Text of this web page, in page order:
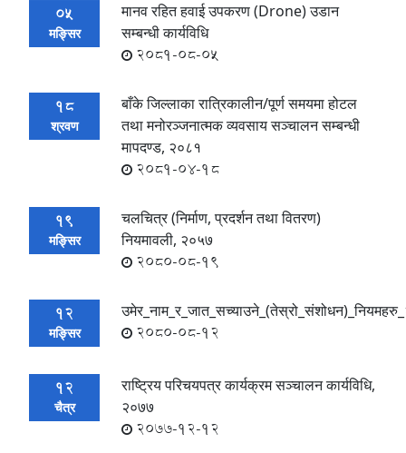
05
मङ्सिर
मानव रहित हवाई उपकरण (Drone) उडान
सम्बन्धी कार्यविधि
2081-08-05
18
श्रवण
बाँके जिल्लाका रात्रिकालीन/पूर्ण समयमा होटल
तथा मनोरञ्जनात्मक व्यवसाय सञ्चालन सम्बन्धी
मापदण्ड, २०८१
2081-04-18
19
मङ्सिर
चलचित्र (निर्माण, प्रदर्शन तथा वितरण)
नियमावली, २०५७
2080-08-19
12
मङ्सिर 2080-08-12
12
चैत्र
राष्ट्रिय परिचयपत्र कार्यक्रम सञ्चालन कार्यविधि,
२०७७
2077-12-12